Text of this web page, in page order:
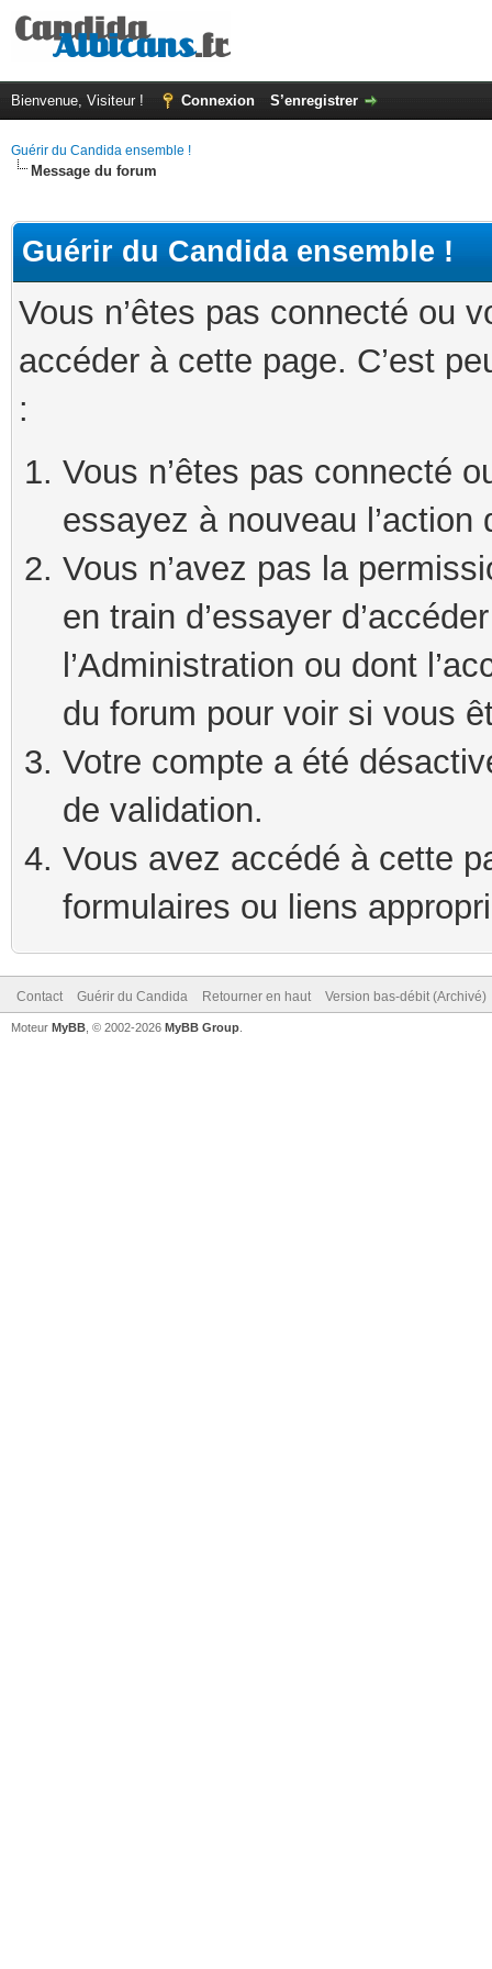
Bienvenue, Visiteur ! Connexion S’enregistrer
Guérir du Candida ensemble !
Message du forum
Guérir du Candida ensemble !
Vous n’êtes pas connecté ou
accéder à cette page. C’est
:
Vous n’êtes pas connecté
essayez à nouveau
Vous n’avez pas la
en train d’essayer
l’Administration ou dont
du forum pour voir si vous
Votre compte a été
de validation.
Vous avez accédé à cette
formulaires ou liens
Contact Guérir du Candida Retourner en haut Version bas-débit (Archivé)
Moteur MyBB , © 2002-2026 MyBB Group